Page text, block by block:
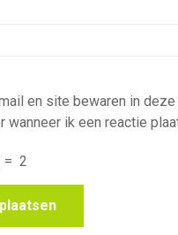
en site bewaren in
wanneer ik een reactie
= 2